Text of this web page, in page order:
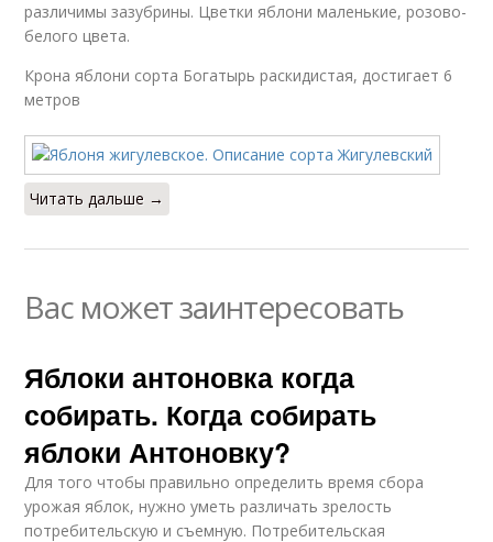
различимы зазубрины. Цветки яблони маленькие, розово-
белого цвета.
Крона яблони сорта Богатырь раскидистая, достигает 6
метров
Читать дальше →
Вас может заинтересовать
Яблоки антоновка когда
собирать. Когда собирать
яблоки Антоновку?
Для того чтобы правильно определить время сбора
урожая яблок, нужно уметь различать зрелость
потребительскую и съемную. Потребительская